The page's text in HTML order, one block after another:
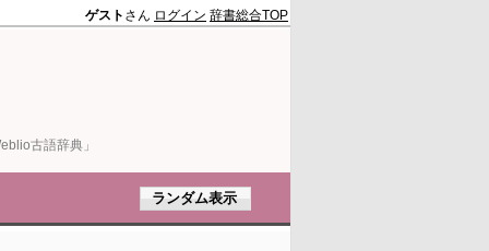
古語辞典」
ゲスト さん ログイン 辞書総合TOP